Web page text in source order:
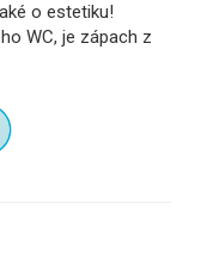
o estetiku!
WC, je zápach z